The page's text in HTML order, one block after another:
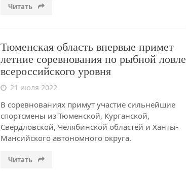
Читать
Тюменская область впервые примет
летние соревнования по рыбной ловле
всероссийского уровня
21 июля 2022
В соревнованиях примут участие сильнейшие
спортсмены из Тюменской, Курганской,
Свердловской, Челябинской областей и Ханты-
Мансийского автономного округа.
Читать